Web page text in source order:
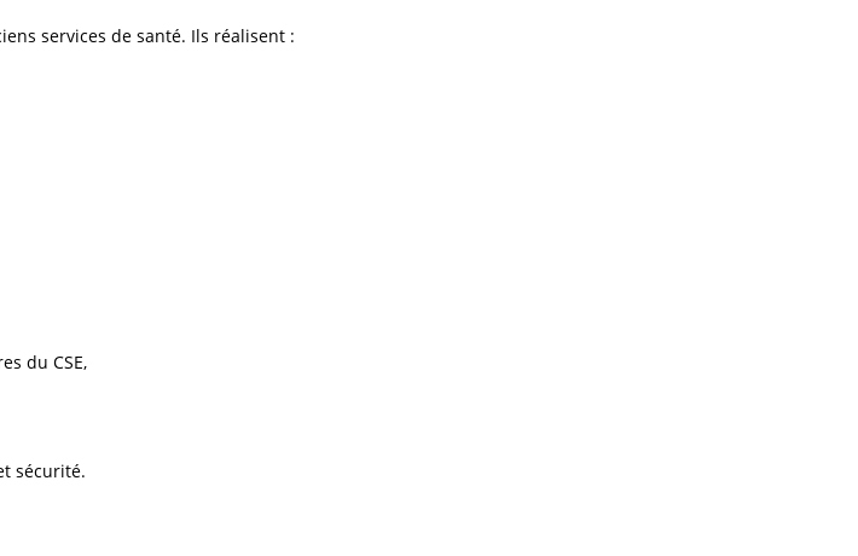
services de santé. Ils réalisent :
du CSE,
sécurité.